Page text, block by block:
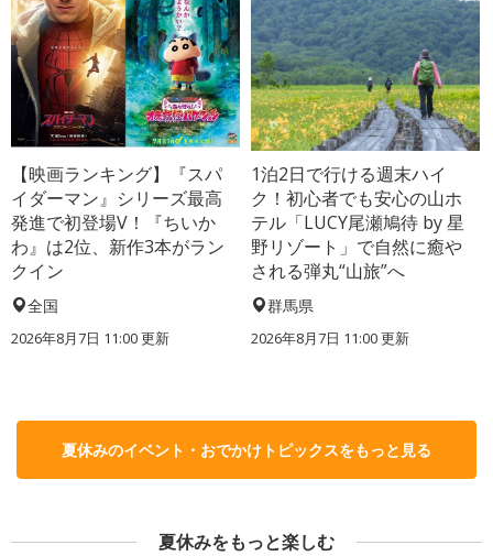
【映画ランキング】『スパ
イダーマン』シリーズ最高
発進で初登場V！『ちいか
わ』は2位、新作3本がラン
クイン
全国
2026年8月7日 11:00更新
1泊2日で行ける週末ハイ
ク！初心者でも安心の山ホ
テル「LUCY尾瀬鳩待 by 星
野リゾート」で自然に癒や
される弾丸“山旅”へ
群馬県
2026年8月7日 11:00更新
夏休みのイベント・おでかけトピックスをもっと見る
夏休みをもっと楽しむ